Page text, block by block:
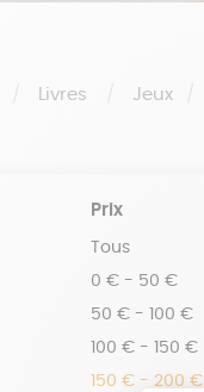
Livres Jeux
Prix
Tous
0 € - 50 €
50 € - 100 €
100 € - 150 €
150 € - 200 €